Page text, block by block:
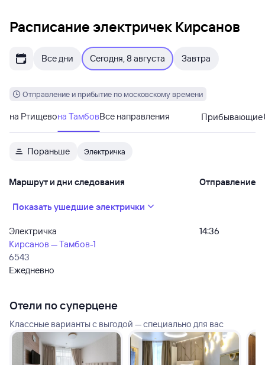
Расписание электричек Кирсанов
Все дни Сегодня, 8 августа Завтра
Отправление и прибытие по московскому времени
на Ртищевона ТамбовВсе направления Прибывающие
Пораньше Электричка
Маршрут и дни следования Отправление
Показать ушедшие электрички
Электричка
Кирсанов — Тамбов-1
6543
Ежедневно
14:36
Отели по суперцене
Классные варианты с выгодой — специально для вас